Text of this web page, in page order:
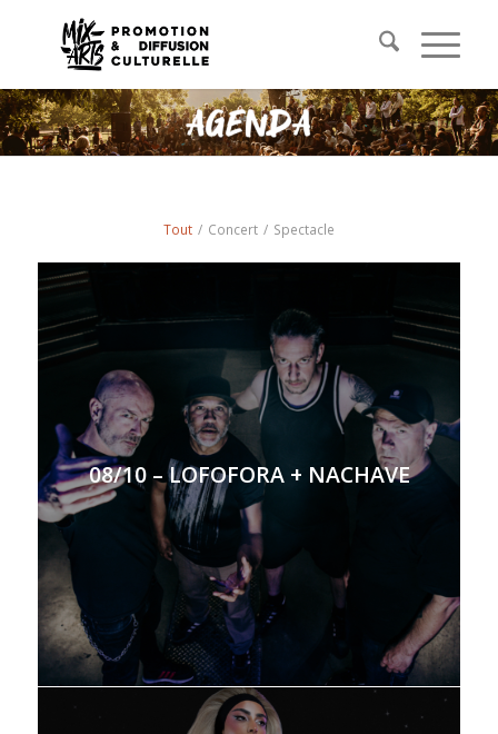
Tout / Concert / Spectacle
08/10 – LOFOFORA + NACHAVE